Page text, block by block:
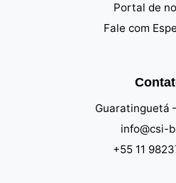
Portal de
Fale com
Guaratinguetá
info@csi-
+55 11